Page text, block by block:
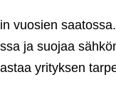
vuosien
ja suojaa
yrityksen